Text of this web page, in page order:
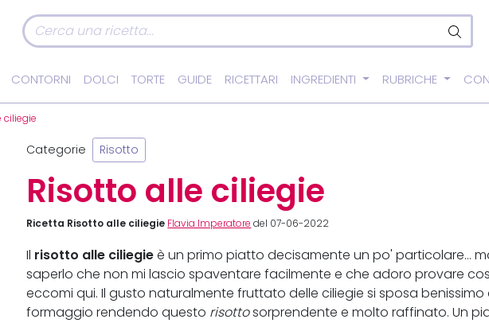
CONTORNI DOLCI TORTE GUIDE RICETTARI INGREDIENTI RUBRICHE
ciliegie
Categorie Risotto
Risotto alle ciliegie
Ricetta Risotto alle ciliegie Flavia Imperatore del 07-06-2022
Il risotto alle ciliegie è un primo piatto decisamente un po' particolare...
saperlo che non mi lascio spaventare facilmente e che adoro provare
eccomi qui. Il gusto naturalmente fruttato delle ciliegie si sposa benissimo
formaggio rendendo questo risottosorprendente e molto raffinato. Un